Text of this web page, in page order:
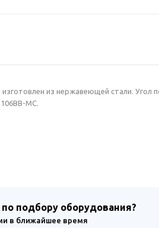
из нержавеющей стали. Угол
MC.
подбору оборудования?
в ближайшее время